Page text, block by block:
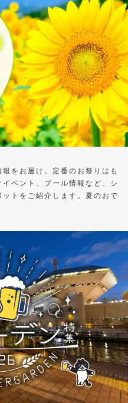
をお届け。定番のお祭りはも
ベント、プール情報など、シ
トをご紹介します。夏のおで